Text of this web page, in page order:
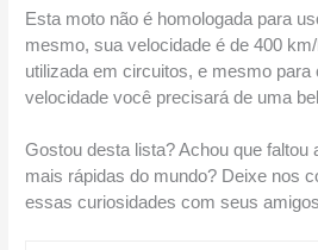
Esta moto não é homologada para
mesmo, sua velocidade é de 400
utilizada em circuitos, e mesmo para
velocidade você precisará de uma
Gostou desta lista? Achou que faltou
mais rápidas do mundo? Deixe nos
essas curiosidades com seus